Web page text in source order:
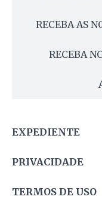
RECEBA AS
RECEBA
EXPEDIENTE
PRIVACIDADE
TERMOS DE USO